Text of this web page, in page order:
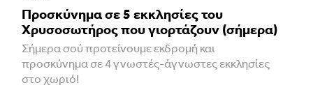
Προσκύνημα σε 5 εκκλησίες του
Χρυσοσωτήρος που γιορτάζουν (σήμερα)
Σήμερα σού προτείνουμε εκδρομή και
προσκύνημα σε 4 γνωστές-άγνωστες εκκλησίες
στο χωριό!